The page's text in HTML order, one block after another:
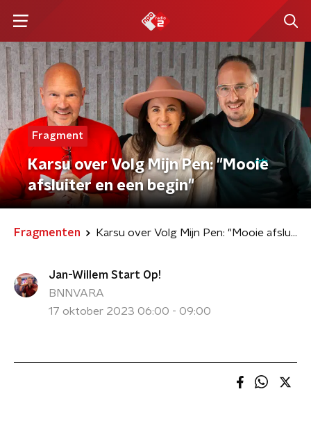
Fragment
Karsu over Volg Mijn Pen: "Mooie
afsluiter en een begin"
Fragmenten Karsu over Volg Mijn Pen: "Mooie afsluiter en een begin"
Jan-Willem Start Op!
BNNVARA
17 oktober 2023 06:00 - 09:00